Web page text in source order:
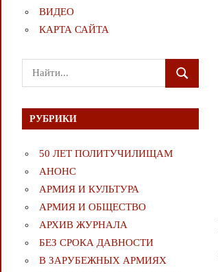
ВИДЕО
КАРТА САЙТА
Поиск
для:
ПОИСК
РУБРИКИ
50 ЛЕТ ПОЛИТУЧИЛИЩАМ
АНОНС
АРМИЯ И КУЛЬТУРА
АРМИЯ И ОБЩЕСТВО
АРХИВ ЖУРНАЛА
БЕЗ СРОКА ДАВНОСТИ
В ЗАРУБЕЖНЫХ АРМИЯХ